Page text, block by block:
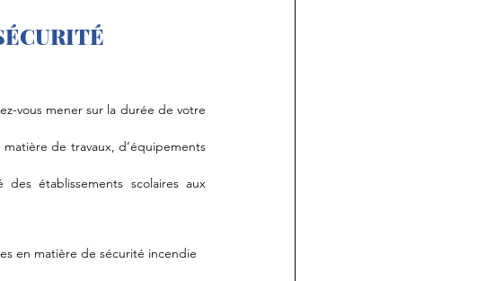
vous mener sur la durée de votre
matière de travaux, d’équipements
des établissements scolaires aux
en matière de sécurité incendie